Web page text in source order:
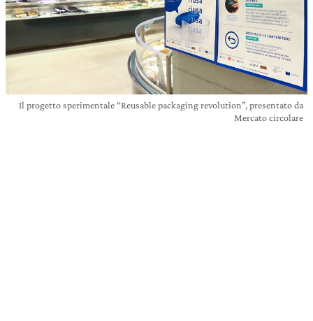
Il progetto sperimentale “Reusable packaging revolution”, presentato da
Mercato circolare